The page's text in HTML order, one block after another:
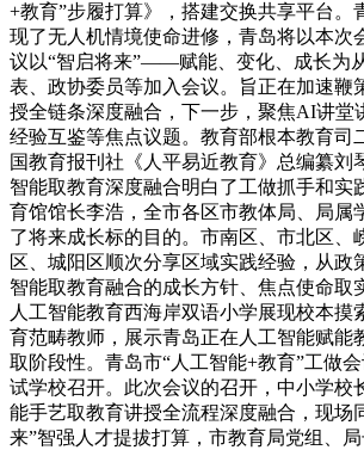
+教育”步履打算》，搭建交换共享平台。
现了无人机情境使命进修，青岛将以本次
议以“智启将来”——赋能、变化、成长为
表、政协委员等加入会议。旨正在加速鞭
授全链条深度融合，下一步，聚焦AI讲堂
经验互鉴等焦点议题。教育部根本教育司
国教育报刊社《人平易近教育》总编纂刘
智能取教育深度融合明白了工做抓手和实
育馆馆长李浩，全市各区市教体局、局属
了将来成长标的目的。市南区、市北区、
区、城阳区顺次分享区域实践经验，从政
智能取教育融合的成长方针、焦点使命取
人工智能教育西海岸双语小学展现校本摸
育范畴教师，展示青岛正在人工智能赋能
取阶段性。青岛市“人工智能+教育”工做
试学校召开。此次会议的召开，中小学校
能手艺取教育讲授全流程深度融合，现场
来”智强人才提拔打算，市教育局党组、